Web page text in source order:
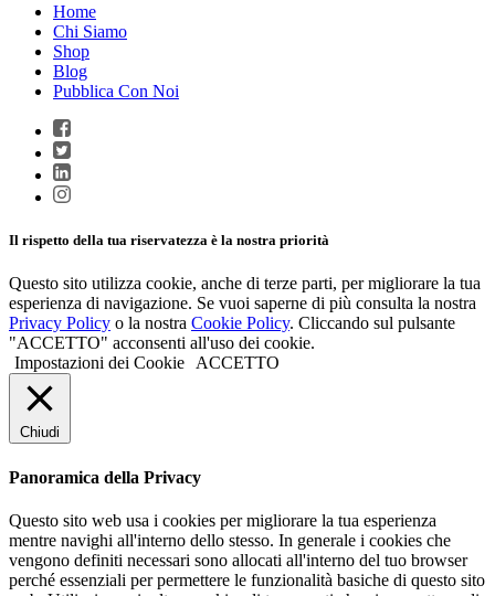
Home
Chi Siamo
Shop
Blog
Pubblica Con Noi
Il rispetto della tua riservatezza è la nostra priorità
Questo sito utilizza cookie, anche di terze parti, per migliorare la tua
esperienza di navigazione. Se vuoi saperne di più consulta la nostra
Privacy Policy o la nostra Cookie Policy. Cliccando sul pulsante
"ACCETTO" acconsenti all'uso dei cookie.
Impostazioni dei Cookie
ACCETTO
Chiudi
Panoramica della Privacy
Questo sito web usa i cookies per migliorare la tua esperienza
mentre navighi all'interno dello stesso. In generale i cookies che
vengono definiti necessari sono allocati all'interno del tuo browser
perché essenziali per permettere le funzionalità basiche di questo sito